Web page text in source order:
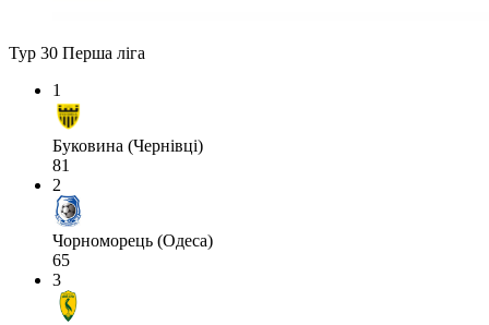
Тур 30 Перша ліга
1
Буковина (Чернівці)
81
2
Чорноморець (Одеса)
65
3